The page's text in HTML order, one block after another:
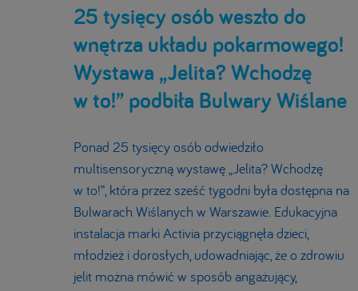
25 tysięcy osób weszło do
wnętrza układu pokarmowego!
Wystawa „Jelita? Wchodzę
w to!” podbiła Bulwary Wiślane
Ponad 25 tysięcy osób odwiedziło
multisensoryczną wystawę „Jelita? Wchodzę
w to!”, która przez sześć tygodni była dostępna na
Bulwarach Wiślanych w Warszawie. Edukacyjna
instalacja marki Activia przyciągnęła dzieci,
młodzież i dorosłych, udowadniając, że o zdrowiu
jelit można mówić w sposób angażujący,